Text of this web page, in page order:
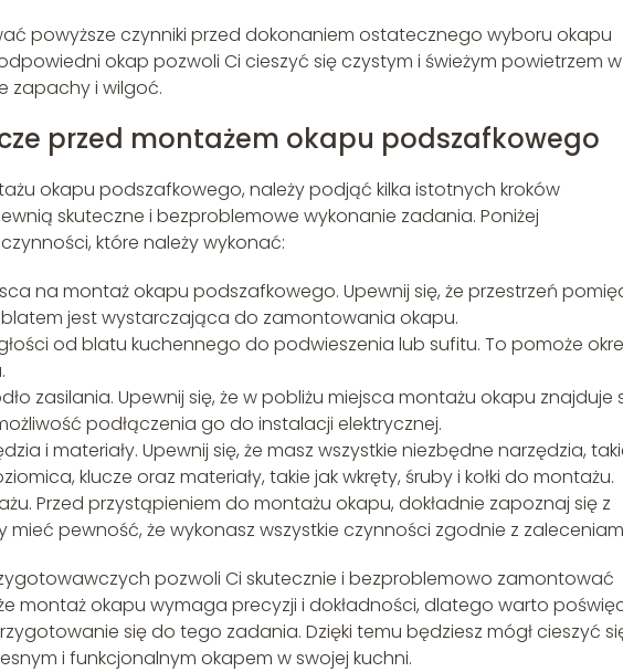
powyższe czynniki przed dokonaniem ostatecznego wyboru okapu
okap pozwoli Ci cieszyć się czystym i świeżym powietrzem w
zapachy i wilgoć.
przed montażem okapu podszafkowego
okapu podszafkowego, należy podjąć kilka istotnych kroków
skuteczne i bezproblemowe wykonanie zadania. Poniżej
które należy wykonać:
na montaż okapu podszafkowego. Upewnij się, że przestrzeń
jest wystarczająca do zamontowania okapu.
od blatu kuchennego do podwieszenia lub sufitu. To pomoże
zasilania. Upewnij się, że w pobliżu miejsca montażu okapu znajduje
podłączenia go do instalacji elektrycznej.
i materiały. Upewnij się, że masz wszystkie niezbędne narzędzia,
klucze oraz materiały, takie jak wkręty, śruby i kołki do montażu.
Przed przystąpieniem do montażu okapu, dokładnie zapoznaj się z
pewność, że wykonasz wszystkie czynności zgodnie z
pozwoli Ci skutecznie i bezproblemowo zamontować
montaż okapu wymaga precyzji i dokładności, dlatego warto
się do tego zadania. Dzięki temu będziesz mógł cieszyć
i funkcjonalnym okapem w swojej kuchni.